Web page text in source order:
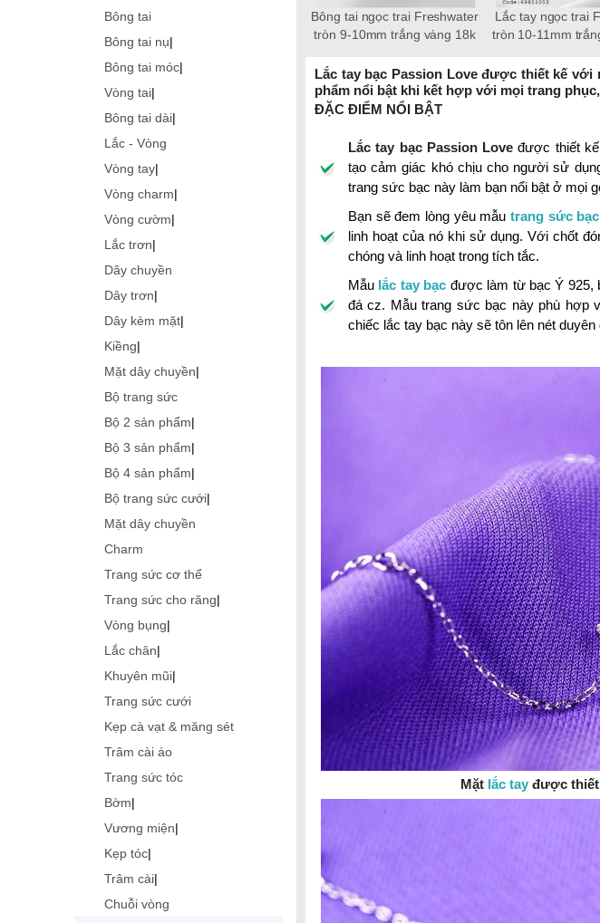
Bông tai
Bông tai nụ|
Bông tai móc|
Vòng tai|
Bông tai dài|
Lắc - Vòng
Vòng tay|
Vòng charm|
Vòng cườm|
Lắc trơn|
Dây chuyền
Dây trơn|
Dây kèm mặt|
Kiềng|
Mặt dây chuyền|
Bộ trang sức
Bộ 2 sản phẩm|
Bộ 3 sản phẩm|
Bộ 4 sản phẩm|
Bộ trang sức cưới|
Mặt dây chuyền
Charm
Trang sức cơ thể
Trang sức cho răng|
Vòng bụng|
Lắc chân|
Khuyên mũi|
Trang sức cưới
Kẹp cà vạt & măng sét
Trâm cài áo
Trang sức tóc
Bờm|
Vương miện|
Kẹp tóc|
Trâm cài|
Chuỗi vòng
Bông tai ngọc trai Freshwater
tròn 9-10mm trắng vàng 18k
Lắc tay ngọc trai Freshwater
tròn 10-11mm trắng vàng 18k
Lắc tay ngọc trai Freshwater
tròn 6-7mm trắng vàng 18k
Dây chuyền
Freshwater tròn 6-
Chuỗi ngọc trai Freshwater
tròn 6-7mm trắng chốt bạc
Chuỗi ngọc trai Freshwater
tròn 6-7mm trắng chốt bạc
trắng 3 tầng
Chuỗi ngọc trai Freshwater
tròn 9-10 mm trắng chốt bạc
Chuỗi ngọc trai Freshwater
tròn 8-9mm hồng chốt bạc
trắng 2 tầng
Lắc tay bạc Passion Love được thiết kế
phẩm nổi bật khi kết hợp với mọi trang
ĐẶC ĐIỂM NỔI BẬT
Lắc tay bạc Passion Love được thiết
tạo cảm giác khó chịu cho người sử
trang sức bạc này làm bạn nổi bật ở mọi
Bạn sẽ đem lòng yêu mẫu trang sức bạc
linh hoạt của nó khi sử dụng. Với chốt
chóng và linh hoạt trong tích tắc.
Mẫu lắc tay bạc được làm từ bạc Ý 925,
đá cz. Mẫu trang sức bạc này phù hợp
chiếc lắc tay bạc này sẽ tôn lên nét duyên
Mặt lắc tay được thiết